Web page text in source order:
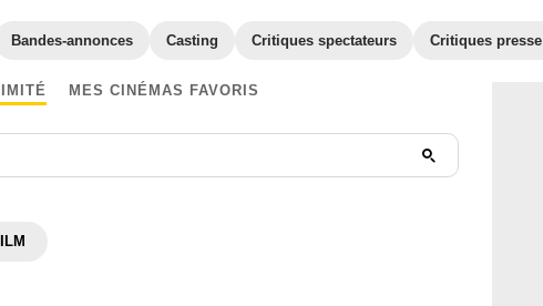
Bandes-annonces Casting Critiques spectateurs Critiques presse
MES CINÉMAS FAVORIS